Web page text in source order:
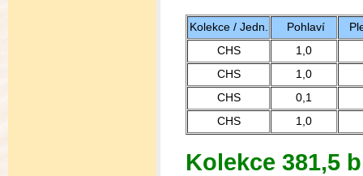
Kolekce / Jedn. Pohlaví
CHS
1,0
CHS
1,0
CHS
0,1
CHS
1,0
Kolekce 381,5